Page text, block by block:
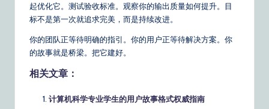
起优化它。测试验收标准。观察你的输出质量如何提升。目
标不是第一次就追求完美，而是持续改进。
你的团队正等待明确的指引。你的用户正等待解决方案。你
的故事就是桥梁。把它建好。
相关文章：
计算机科学专业学生的用户故事格式权威指南